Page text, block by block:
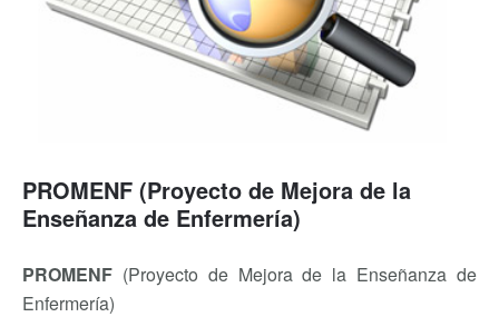
PROMENF (Proyecto de Mejora de la
Enseñanza de Enfermería)
PROMENF (Proyecto de Mejora de la Enseñanza de
Enfermería)